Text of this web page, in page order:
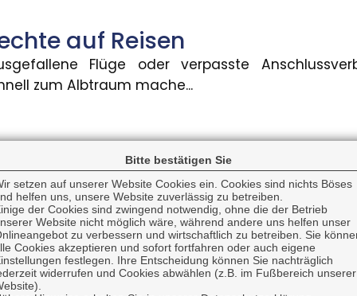
auf Reisen
Flüge oder verpasste
zum Albtraum mache...
für Blitzschäden
und Überspannungsschäden in Deutschland
Sch...
Bitte bestätigen Sie
setzen auf unserer Website Cookies ein. Cookies sind nichts Böses
helfen uns, unsere Website zuverlässig zu betreiben.
der Cookies sind zwingend notwendig, ohne die der Betrieb
Website nicht möglich wäre, während andere uns helfen unser
zu verbessern und wirtschaftlich zu betreiben. Sie
Cookies akzeptieren und sofort fortfahren oder auch eigene
festlegen. Ihre Entscheidung können Sie nachträglich
widerrufen und Cookies abwählen (z.B. im Fußbereich unserer
für Grundschulkinder
gesetzlichen Anspruch auf
Regress gegen
Rechtsschutzversicherungen Anwälte auch